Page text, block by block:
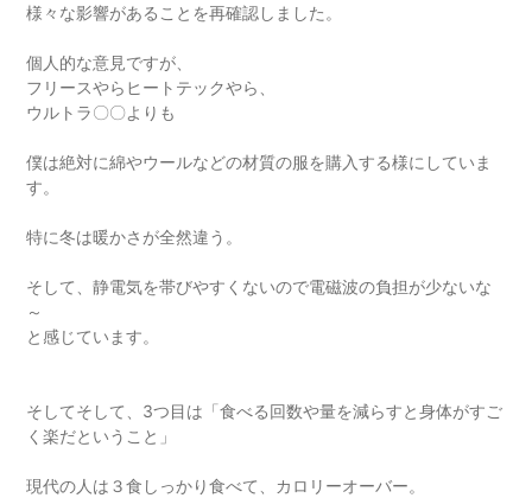
様々な影響があることを再確認しました。
個人的な意見ですが、
フリースやらヒートテックやら、
ウルトラ〇〇よりも
僕は絶対に綿やウールなどの材質の服を購入する様にしていま
す。
特に冬は暖かさが全然違う。
そして、静電気を帯びやすくないので電磁波の負担が少ないな
～
と感じています。
そしてそして、3つ目は「食べる回数や量を減らすと身体がすご
く楽だということ」
現代の人は３食しっかり食べて、カロリーオーバー。